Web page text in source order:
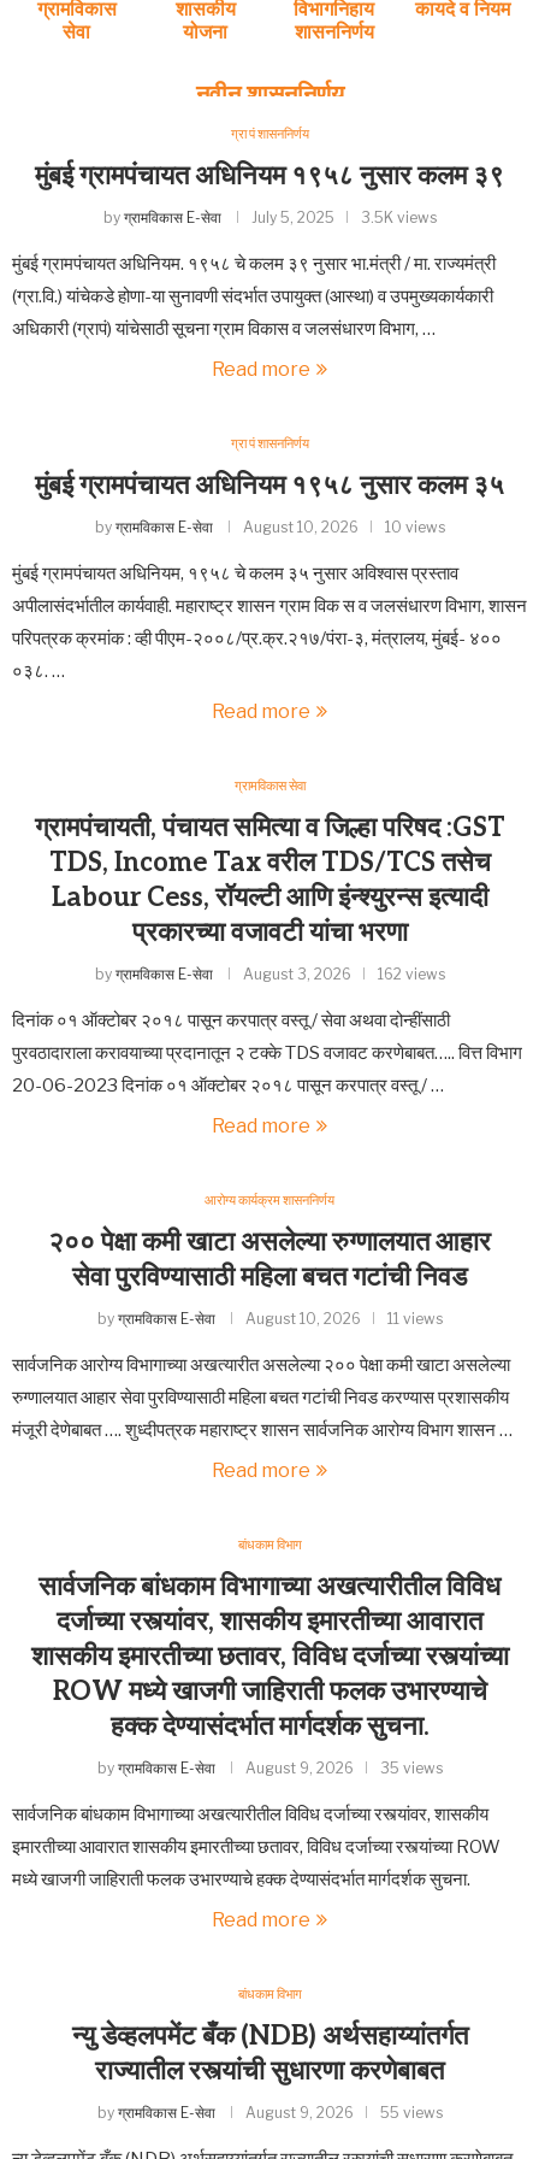
ग्रामविकास
सेवा
शासकीय
योजना
विभागनिहाय
शासननिर्णय
कायदे व नियम
नवीन शासननिर्णय
ग्रा पं शासननिर्णय
मुंबई ग्रामपंचायत अधिनियम १९५८ नुसार कलम ३९
by ग्रामविकास E-सेवा July 5, 2025 3.5K views
मुंबई ग्रामपंचायत अधिनियम. १९५८ चे कलम ३९ नुसार भा.मंत्री / मा. राज्यमंत्री
(ग्रा.वि.) यांचेकडे होणा-या सुनावणी संदर्भात उपायुक्त (आस्था) व उपमुख्यकार्यकारी
अधिकारी (ग्रापं) यांचेसाठी सूचना ग्राम विकास व जलसंधारण विभाग, …
Read more
ग्रा पं शासननिर्णय
मुंबई ग्रामपंचायत अधिनियम १९५८ नुसार कलम ३५
by ग्रामविकास E-सेवा August 10, 2026 10 views
मुंबई ग्रामपंचायत अधिनियम, १९५८ चे कलम ३५ नुसार अविश्वास प्रस्ताव
अपीलासंदर्भातील कार्यवाही. महाराष्ट्र शासन ग्राम विक स व जलसंधारण विभाग, शासन
परिपत्रक क्रमांक : व्ही पीएम-२००८/प्र.क्र.२१७/पंरा-३, मंत्रालय, मुंबई- ४००
०३८. …
Read more
ग्रामविकास सेवा
ग्रामपंचायती, पंचायत समित्या व जिल्हा परिषद :GST
TDS, Income Tax वरील TDS/TCS तसेच
Labour Cess, रॉयल्टी आणि इंन्श्युरन्स इत्यादी
प्रकारच्या वजावटी यांचा भरणा
by ग्रामविकास E-सेवा August 3, 2026 162 views
दिनांक ०१ ऑक्टोबर २०१८ पासून करपात्र वस्तू / सेवा अथवा दोन्हींसाठी
पुरवठादाराला करावयाच्या प्रदानातून २ टक्के TDS वजावट करणेबाबत….. वित्त विभाग
20-06-2023 दिनांक ०१ ऑक्टोबर २०१८ पासून करपात्र वस्तू / …
Read more
आरोग्य कार्यक्रम शासननिर्णय
२०० पेक्षा कमी खाटा असलेल्या रुग्णालयात आहार
सेवा पुरविण्यासाठी महिला बचत गटांची निवड
by ग्रामविकास E-सेवा August 10, 2026 11 views
सार्वजनिक आरोग्य विभागाच्या अखत्यारीत असलेल्या २०० पेक्षा कमी खाटा असलेल्या
रुग्णालयात आहार सेवा पुरविण्यासाठी महिला बचत गटांची निवड करण्यास प्रशासकीय
मंजूरी देणेबाबत …. शुध्दीपत्रक महाराष्ट्र शासन सार्वजनिक आरोग्य विभाग शासन …
Read more
बांधकाम विभाग
सार्वजनिक बांधकाम विभागाच्या अखत्यारीतील विविध
दर्जाच्या रस्त्यांवर, शासकीय इमारतीच्या आवारात
शासकीय इमारतीच्या छतावर, विविध दर्जाच्या रस्त्यांच्या
ROW मध्ये खाजगी जाहिराती फलक उभारण्याचे
हक्क देण्यासंदर्भात मार्गदर्शक सुचना.
by ग्रामविकास E-सेवा August 9, 2026 35 views
सार्वजनिक बांधकाम विभागाच्या अखत्यारीतील विविध दर्जाच्या रस्त्यांवर, शासकीय
इमारतीच्या आवारात शासकीय इमारतीच्या छतावर, विविध दर्जाच्या रस्त्यांच्या ROW
मध्ये खाजगी जाहिराती फलक उभारण्याचे हक्क देण्यासंदर्भात मार्गदर्शक सुचना.
Read more
बांधकाम विभाग
न्यु डेव्हलपमेंट बँक (NDB) अर्थसहाय्यांतर्गत
राज्यातील रस्त्यांची सुधारणा करणेबाबत
by ग्रामविकास E-सेवा August 9, 2026 55 views